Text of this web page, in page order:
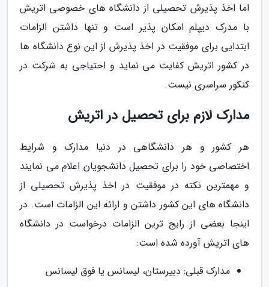
اما اخذ پذیرش تحصیلی از دانشگاه های خصوصی اتریش
با مدرک دیپلم امکان پذیر است و تنها داشتن الزامات
ابتدایی برای موفقیت در اخذ پذیرش از این نوع دانشگاه ها
در کشور اتریش کفایت می نماید و احتیاجی به شرکت در
کنکور سراسری نیست.
مدارک لازم برای تحصیل در اتریش
هر کشور و هر دانشگاهی در دنیا مدارک و شرایط
اختصاصی خود را برای تحصیل دانشجویان اعلام می نمایند
و مهمترین نکته در موفقیت در اخذ پذیرش تحصیلی از
دانشگاه های این کشور داشتن و ارائه این الزامات است. در
اینجا بعضی از رایج ترین الزامات درخواست در دانشگاه
های اتریش آورده شده است:
مدارک قبلی: دبیرستان، لیسانس یا فوق لیسانس